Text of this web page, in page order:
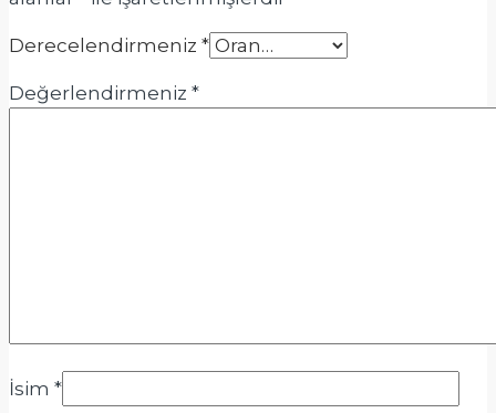
Derecelendirmeniz *
Değerlendirmeniz *
İsim *